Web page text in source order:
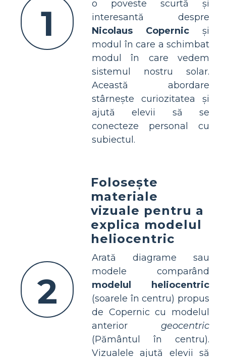
1
o poveste scurtă și
interesantă despre
Nicolaus Copernic și
modul în care a schimbat
modul în care vedem
sistemul nostru solar.
Această abordare
stârnește curiozitatea și
ajută elevii să se
conecteze personal cu
subiectul.
2
Folosește
materiale
vizuale pentru a
explica modelul
heliocentric
Arată diagrame sau
modele comparând
modelul heliocentric
(soarele în centru) propus
de Copernic cu modelul
anterior geocentric
(Pământul în centru).
Vizualele ajută elevii să